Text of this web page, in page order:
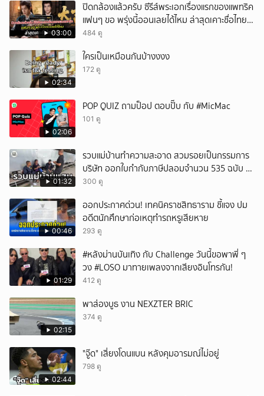
03:00
ปิดกล้องแล้วครับ ซีรีส์พระเอกเรื่องแรกของแพทริค
แฟนๆ ขอ พรุ่งนี้ออนเลยได้ไหม ล่าสุดเคาะชื่อไทย
แล้ว
484 ดู
02:34
ใครเป็นเหมือนกันบ้างงงง
172 ดู
02:06
POP QUIZ ถามป็อป ตอบปั๊บ กับ #MicMac
101 ดู
01:32
รวบแม่บ้านทำความสะอาด สวมรอยเป็นกรรมการ
บริษัท ออกใบกำกับภาษีปลอมจำนวน 535 ฉบับ รัฐ
เสียหายกว่า 129 ล้านบาท
300 ดู
00:46
ออกประกาศด่วน! เทคนิคราชสิทธาราม ชี้แจง ปม
อดีตนักศึกษาก่อเหตุทำรถหรูเสียหาย
293 ดู
01:29
#หลังม่านบันเทิง กับ Challenge วันนี้ขอพาพี่ ๆ
วง #LOSO มาทายเพลงจากเสียงอินโทรกัน!
412 ดู
02:15
พาส่องบูธ งาน NEXZTER BRIC
374 ดู
02:44
"จู๊ด" เสี่ยงโดนแบน หลังคุมอารมณ์ไม่อยู่
798 ดู